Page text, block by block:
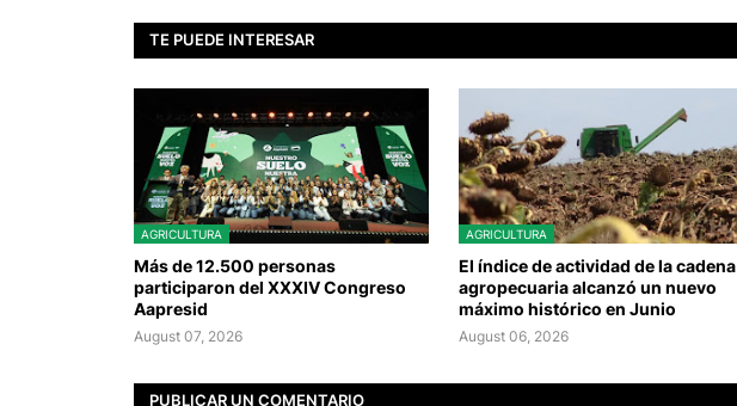
TE PUEDE INTERESAR
AGRICULTURA
Más de 12.500 personas
participaron del XXXIV Congreso
Aapresid
August 07, 2026
AGRICULTURA
El índice de actividad de la cadena
agropecuaria alcanzó un nuevo
máximo histórico en Junio
August 06, 2026
PUBLICAR UN COMENTARIO